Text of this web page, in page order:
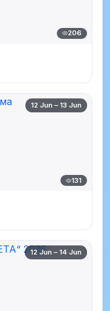
206
12 Jun – 13 Jun
131
12 Jun – 14 Jun